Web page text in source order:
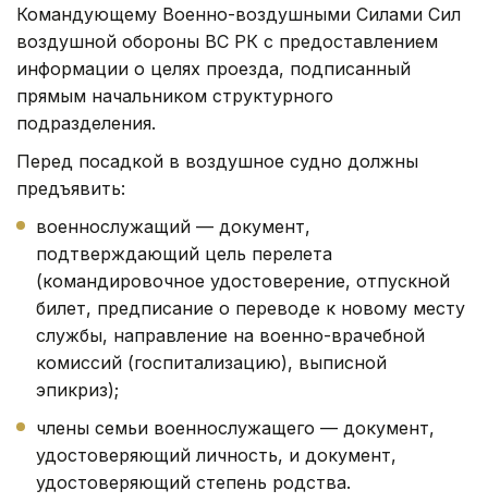
Командующему Военно-воздушными Силами Сил
воздушной обороны ВС РК с предоставлением
информации о целях проезда, подписанный
прямым начальником структурного
подразделения.
Перед посадкой в воздушное судно должны
предъявить:
военнослужащий — документ,
подтверждающий цель перелета
(командировочное удостоверение, отпускной
билет, предписание о переводе к новому месту
службы, направление на военно-врачебной
комиссий (госпитализацию), выписной
эпикриз);
члены семьи военнослужащего — документ,
удостоверяющий личность, и документ,
удостоверяющий степень родства.